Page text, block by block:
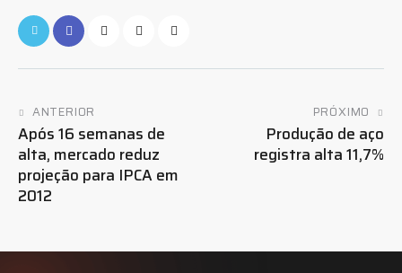
ANTERIOR
Após 16 semanas de
alta, mercado reduz
projeção para IPCA em
2012
PRÓXIMO
Produção de aço
registra alta 11,7%